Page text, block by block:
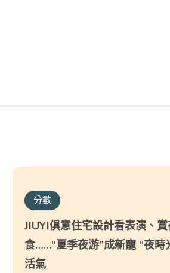
分數
JIUYI俱意住宅設計看表演、
食……“夏季夜游”成新寵 “夜時
活氣